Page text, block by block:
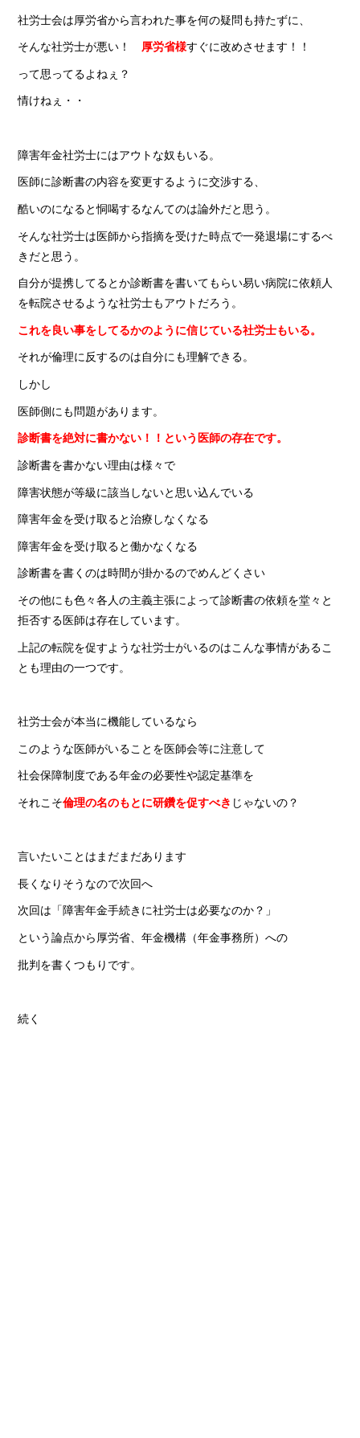
社労士会は厚労省から言われた事を何の疑問も持たずに、
そんな社労士が悪い！ 厚労省様すぐに改めさせます！！
って思ってるよねぇ？
情けねぇ・・
障害年金社労士にはアウトな奴もいる。
医師に診断書の内容を変更するように交渉する、
酷いのになると恫喝するなんてのは論外だと思う。
そんな社労士は医師から指摘を受けた時点で一発退場にするべ
きだと思う。
自分が提携してるとか診断書を書いてもらい易い病院に依頼人
を転院させるような社労士もアウトだろう。
これを良い事をしてるかのように信じている社労士もいる。
それが倫理に反するのは自分にも理解できる。
しかし
医師側にも問題があります。
診断書を絶対に書かない！！という医師の存在です。
診断書を書かない理由は様々で
障害状態が等級に該当しないと思い込んでいる
障害年金を受け取ると治療しなくなる
障害年金を受け取ると働かなくなる
診断書を書くのは時間が掛かるのでめんどくさい
その他にも色々各人の主義主張によって診断書の依頼を堂々と
拒否する医師は存在しています。
上記の転院を促すような社労士がいるのはこんな事情があるこ
とも理由の一つです。
社労士会が本当に機能しているなら
このような医師がいることを医師会等に注意して
社会保障制度である年金の必要性や認定基準を
それこそ倫理の名のもとに研鑽を促すべき じゃないの？
言いたいことはまだまだあります
長くなりそうなので次回へ
次回は「障害年金手続きに社労士は必要なのか？」
という論点から厚労省、年金機構（年金事務所）への
批判を書くつもりです。
続く